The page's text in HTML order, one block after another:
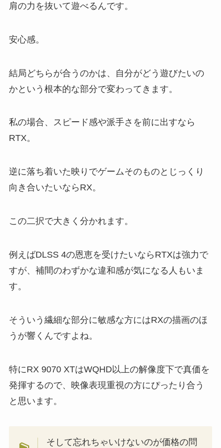
肩の力を抜いて遊べるんです。
安心感。
結局どちらが合うのかは、自分がどう遊びたいの
かという根本的な部分で変わってきます。
私の場合、スピード感や派手さを前に出すなら
RTX。
逆に落ち着いた映りでゲームそのものとじっくり
向き合いたいならRX。
この二択で大きく分かれます。
例えばDLSS 4の恩恵を受けたいならRTXは強力で
すが、補間のわずかな違和感が気になる人もいま
す。
そういう繊細な部分に敏感な方にはRXの描画のほ
うが響くんですよね。
特にRX 9070 XTはWQHD以上の解像度下で真価を
発揮するので、映像表現重視の方にぴったり合う
と思います。
そして忘れちゃいけないのが価格の問